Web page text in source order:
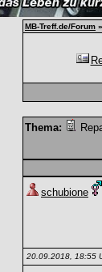
MB-Treff.de/Forum »
Thema:
schubione
20.09.2018, 18:55